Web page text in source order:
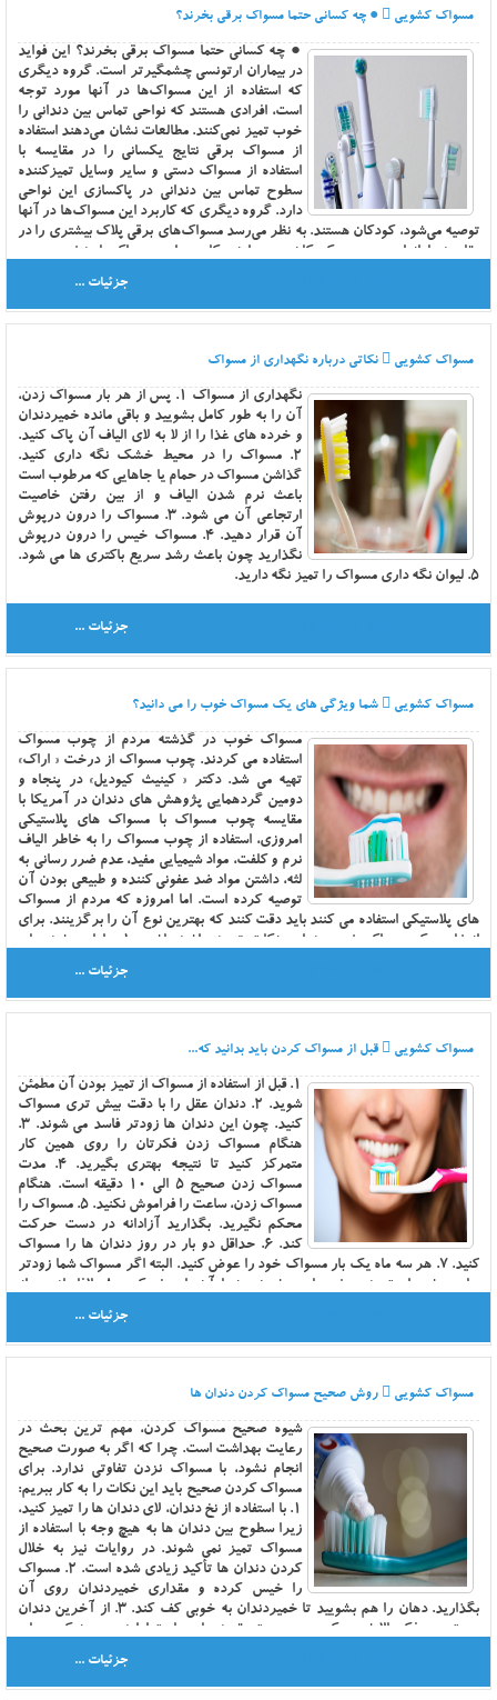
مسواک کشویی ● چه کسانی حتما مسواک برقی بخرند؟
● چه کسانی حتما مسواک برقی بخرند؟ این فواید
در بیماران ارتونسی چشمگیرتر است. گروه دیگری
که استفاده از این مسواک‌ها در آنها مورد توجه
است، افرادی هستند که نواحی تماس بین دندانی را
خوب تمیز نمی‌کنند. مطالعات نشان می‌دهند استفاده
از مسواک برقی نتایج یکسانی را در مقایسه با
استفاده از مسواک دستی و سایر وسایل تمیزکننده
سطوح تماس بین دندانی در پاکسازی این نواحی
دارد. گروه دیگری که کاربرد این مسواک‌ها در آنها
توصیه می‌شود، کودکان هستند. به نظر می‌رسد مسواک‌های برقی پلاک بیشتری را در
مقایسه با انواع دستی در کودکان برمی‌دارند. کاربرد این مسواک‌ها به‌خصوص در
کودکانی که دارای معلولیت ذهنی یا مهارت ناکافی برای مسواک زدن دستی هستند
جزئیات ...
مسواک کشویی نکاتی درباره نگهداری از مسواک
نگهداري از مسواک 1. پس از هر بار مسواک زدن،
آن را به طور کامل بشوييد و باقي مانده خميردندان
و خرده هاي غذا را از لا به لاي الياف آن پاک کنيد.
2. مسواک را در محيط خشک نگه داري کنيد.
گذاشن مسواک در حمام يا جاهايي که مرطوب است
باعث نرم شدن الياف و از بين رفتن خاصيت
ارتجاعي آن مي شود. 3. مسواک را درون درپوش
آن قرار دهيد. 4. مسواک خيس را درون درپوش
نگذاريد چون باعث رشد سريع باکتري ها مي شود.
5. ليوان نگه داري مسواک را تميز نگه داريد.
جزئیات ...
مسواک کشویی شما ویژگی های یک مسواک خوب را می دانید؟
مسواک خوب در گذشته مردم از چوب مسواک
استفاده مي کردند. چوب مسواک از درخت « اراک»
تهيه مي شد. دکتر « کينيث کيوديل» در پنجاه و
دومين گردهمايي پژوهش هاي دندان در آمريکا با
مقايسه چوب مسواک با مسواک هاي پلاستيکي
امروزي، استفاده از چوب مسواک را به خاطر الياف
نرم و کلفت، مواد شيميايي مفيد، عدم ضرر رساني به
لثه، داشتن مواد ضد عفوني کننده و طبيعي بودن آن
توصيه کرده است. اما امروزه که مردم از مسواک
هاي پلاستيکي استفاده مي کنند بايد دقت کنند که بهترين نوع آن را برگزينند. براي
انتخاب يک مسواک خوب به اين نکات توجه داشته باشيد: 1. داراي رشته هاي
نايلوني و نرم و متوسط باشد تا به لثه ها آسيب نرساند. 2. اندازه سر آن متناسب با
رديف قرار گرفته باشند. 4. مسواک خوب نبايد پس از مدتي، پرزهاي آن پخش
باشد و خميدگي بيش از حد نداشته باشد. چرا که مسواک هايي که دسته مستقيم
باشد، قدرت پاک کنندگي بيش تري دارند. 7. براي کودکان مسواک هايي با سر
کوچک، دسته ضخيم و الياف نرم مناسب است.
جزئیات ...
مسواک کشویی قبل از مسواک کردن باید بدانید که...
1. قبل از استفاده از مسواک از تميز بودن آن مطمئن
شويد. 2. دندان عقل را با دقت بيش تري مسواک
کنيد. چون اين دندان ها زودتر فاسد مي شوند. 3.
هنگام مسواک زدن فکرتان را روي همين کار
متمرکز کنيد تا نتيجه بهتري بگيريد. 4. مدت
مسواک زدن صحيح 5 الي 10 دقيقه است. هنگام
مسواک زدن، ساعت را فراموش نکنيد. 5. مسواک را
محکم نگيريد. بگذاريد آزادانه در دست حرکت
کند. 6. حداقل دو بار در روز دندان ها را مسواک
کنيد. 7. هر سه ماه يک بار مسواک خود را عوض کنيد. البته اگر مسواک شما زودتر
ساييده شده است، به محض ساييده شدن پرزها، آن را عوض کنيد. 8. بلافاصله بعد از
خوردن نوشيدني هاي اسيدي مثل نوشابه، آب پرتقال و ... مسواک نزنيد. چون اسيد
اين نوشيدني ها ميناي دندان را ضعيف مي کند و مسواک زدن باعث فرسايش آن مي
شود. حداقل نيم ساعت بعد از نوشيدن صبر کنيد تا مواد معدني از دست رفته دوباره
جزئیات ...
مسواک کشویی روش صحیح مسواک کردن دندان ها
شيوه صحيح مسواک کردن، مهم ترين بحث در
رعايت بهداشت است. چرا که اگر به صورت صحيح
انجام نشود، با مسواک نزدن تفاوتي ندارد. براي
مسواک کردن صحيح بايد اين نکات را به کار ببريم:
1. با استفاده از نخ دندان، لاي دندان ها را تميز کنيد،
زيرا سطوح بين دندان ها به هيچ وجه با استفاده از
مسواک تميز نمي شوند. در روايات نيز به خلال
کردن دندان ها تأکيد زيادي شده است. 2. مسواک
را خيس کرده و مقداري خميردندان روي آن
بگذاريد. دهان را هم بشوييد تا خميردندان به خوبي کف کند. 3. از آخرين دندان
سمت چپ فک بالا شروع کنيد و در جهت عقربه هاي ساعت ادامه دهيد. نوک موهاي
سپس براي 20 ثانيه به سر مسواک حرکتي لرزش بدهيد و بعد از آن با حرکت
چرخشي خرده هاي غذا را از سطح لثه و دندان جدا کنيد. 4. با توجه به اندازه سر
جزئیات ...